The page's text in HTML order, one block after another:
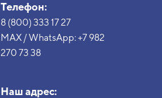
Телефон:
8 (800) 333 17 27
MAX / WhatsApp:+7 982
270 73 38
Наш адрес: